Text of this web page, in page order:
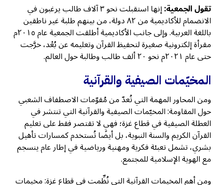
تقول الجمعية:
إنها استقبلت نحو ٣ آلاف طالب يرغبون في
الانضمام للأكاديمية من ٨٢ دولة، من بينهم طلبة غير ناطقين
باللغة العربية. وإلى جانب الأكاديمية أطلقت الجمعية عام ٢٠١٥م
مقرأة إلكترونية صغيرة لتحفيظ القرآن وتعليمه عن بُعْد، خرَّجت
حتى عام ٢٠٢١م نحو ٢٠ ألف طالب وطالبة حول العالم.
المخيّمات الصيفية والقرآنية
ومن المحاور المهمة التي تُعدّ من مُقوّمات الاصطفاف الشعبي
حول المقاومة: المخيّمات الصيفية والقرآنية التي تنتشر في
العطلة الصيفية في قطاع غزة؛ فهي لا تقتصر فقط على تعليم
القرآن الكريم والسنة النبوية، بل أيضًا تُستخدم كمسارات تأهيل
بشري، تشمل تعبئة فكرية ومهنية ورياضية في إطار عام ينسجم
مع الهوية الإسلامية للمجتمع.
ومن أهم المخيمات القرآنية التي نُظِّمت في قطاع غزة: مخيمات